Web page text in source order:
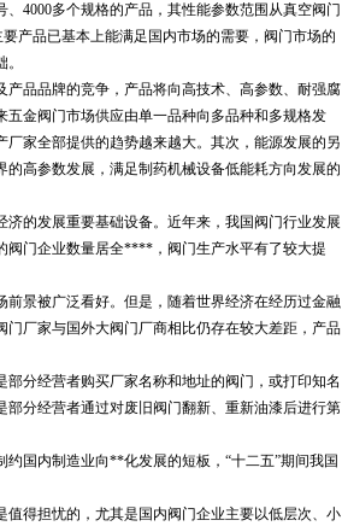
4000多个规格的产品，其性能参数范围从真空阀门
产品已基本上能满足国内市场的需要，阀门市场的
品品牌的竞争，产品将向高技术、高参数、耐强腐
金阀门市场供应由单一品种向多品种和多规格发
家全部提供的趋势越来越大。其次，能源发展的另
高参数发展，满足制药机械设备低能耗方向发展的
的发展重要基础设备。近年来，我国阀门行业发展
阀门企业数量居全****，阀门生产水平有了较大提
景被广泛看好。但是，随着世界经济在经历过金融
厂家与国外大阀门厂商相比仍存在较大差距，产品
分经营者购买厂家名称和地址的阀门，或打印知名
分经营者通过对废旧阀门翻新、重新油漆后进行第
国内制造业向**化发展的短板，“十二五”期间我国
得担忧的，尤其是国内阀门企业主要以低层次、小